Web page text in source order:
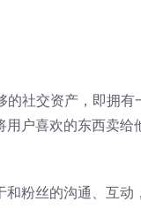
社交资产，即拥
户喜欢的东西卖
粉丝的沟通、互动